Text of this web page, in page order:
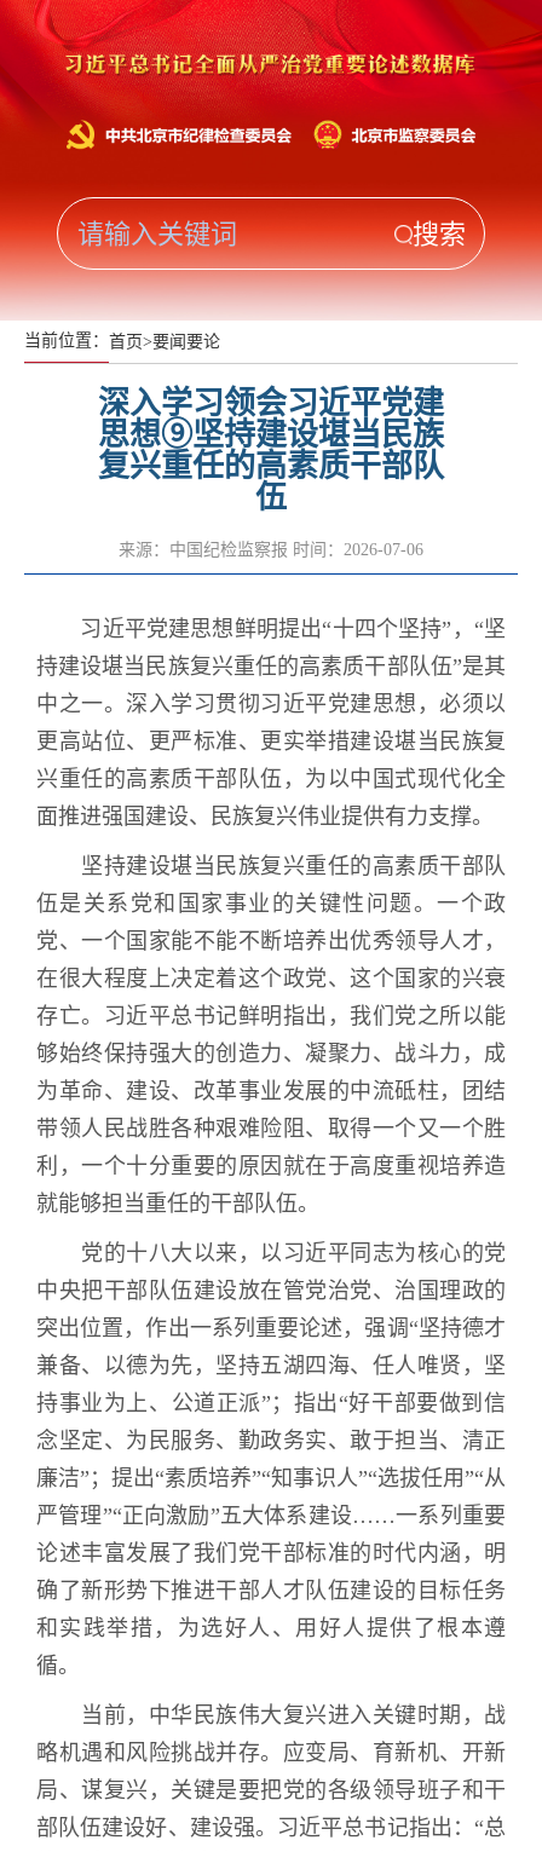
当前位置： 首页>要闻要论
深入学习领会习近平党建
思想⑨坚持建设堪当民族
复兴重任的高素质干部队
伍
来源：中国纪检监察报 时间：2026-07-06
习近平党建思想鲜明提出“十四个坚持”，“坚
持建设堪当民族复兴重任的高素质干部队伍”是其
中之一。深入学习贯彻习近平党建思想，必须以
更高站位、更严标准、更实举措建设堪当民族复
兴重任的高素质干部队伍，为以中国式现代化全
面推进强国建设、民族复兴伟业提供有力支撑。
坚持建设堪当民族复兴重任的高素质干部队
伍是关系党和国家事业的关键性问题。一个政
党、一个国家能不能不断培养出优秀领导人才，
在很大程度上决定着这个政党、这个国家的兴衰
存亡。习近平总书记鲜明指出，我们党之所以能
够始终保持强大的创造力、凝聚力、战斗力，成
为革命、建设、改革事业发展的中流砥柱，团结
带领人民战胜各种艰难险阻、取得一个又一个胜
利，一个十分重要的原因就在于高度重视培养造
就能够担当重任的干部队伍。
党的十八大以来，以习近平同志为核心的党
中央把干部队伍建设放在管党治党、治国理政的
突出位置，作出一系列重要论述，强调“坚持德才
兼备、以德为先，坚持五湖四海、任人唯贤，坚
持事业为上、公道正派”；指出“好干部要做到信
念坚定、为民服务、勤政务实、敢于担当、清正
廉洁”；提出“素质培养”“知事识人”“选拔任用”“从
严管理”“正向激励”五大体系建设……一系列重要
论述丰富发展了我们党干部标准的时代内涵，明
确了新形势下推进干部人才队伍建设的目标任务
和实践举措，为选好人、用好人提供了根本遵
循。
当前，中华民族伟大复兴进入关键时期，战
略机遇和风险挑战并存。应变局、育新机、开新
局、谋复兴，关键是要把党的各级领导班子和干
部队伍建设好、建设强。习近平总书记指出：“总